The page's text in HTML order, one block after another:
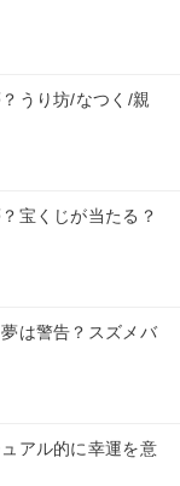
うり坊/なつく/親
宝くじが当たる？
は警告？スズメバ
アル的に幸運を意